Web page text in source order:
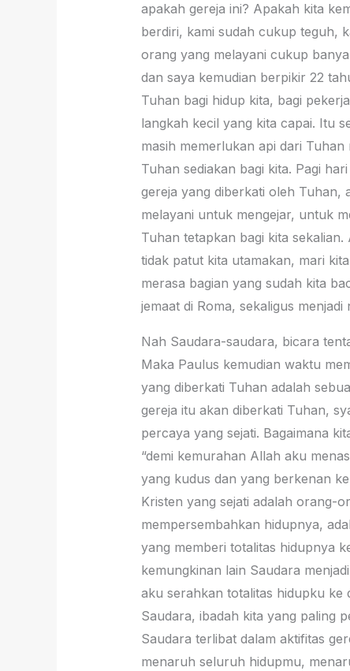
apakah gereja ini? Apakah kita
berdiri, kami sudah cukup teguh,
orang yang melayani cukup
dan saya kemudian berpikir 22
Tuhan bagi hidup kita, bagi
langkah kecil yang kita capai. Itu
masih memerlukan api dari
Tuhan sediakan bagi kita. Pagi
gereja yang diberkati oleh Tuhan,
melayani untuk mengejar, untuk
Tuhan tetapkan bagi kita
tidak patut kita utamakan, mari
merasa bagian yang sudah kita
jemaat di Roma, sekaligus
Nah Saudara-saudara, bicara
Maka Paulus kemudian waktu
yang diberkati Tuhan adalah
gereja itu akan diberkati Tuhan,
percaya yang sejati. Bagaimana
“demi kemurahan Allah aku
yang kudus dan yang berkenan
Kristen yang sejati adalah orang-
mempersembahkan hidupnya,
yang memberi totalitas hidupnya
kemungkinan lain Saudara
aku serahkan totalitas hidupku ke
Saudara, ibadah kita yang paling
Saudara terlibat dalam aktifitas
menaruh seluruh hidupmu,